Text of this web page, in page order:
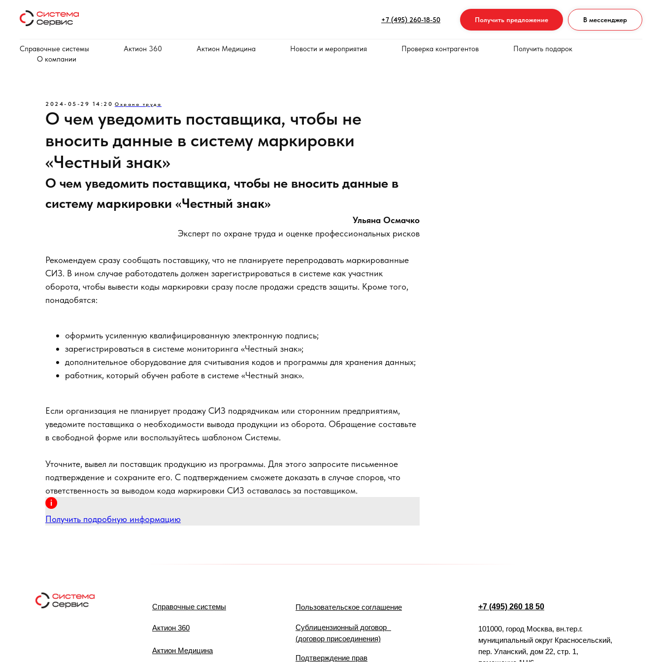
+7 (495) 260-18-50 Получить предложение В мессенджер
Справочные системы Актион 360 Актион Медицина Новости и мероприятия Проверка контрагентов
Получить подарок
О компании
2024-05-29 14:20 Охрана труда
О чем уведомить поставщика, чтобы не
вносить данные в систему маркировки
«Честный знак»
О чем уведомить поставщика, чтобы не вносить данные в
систему маркировки «Честный знак»
Ульяна Осмачко
Эксперт по охране труда и оценке профессиональных рисков
Рекомендуем сразу сообщать поставщику, что не планируете перепродавать маркированные
СИЗ. В ином случае работодатель должен зарегистрироваться в системе как участник
оборота, чтобы вывести коды маркировки сразу после продажи средств защиты. Кроме того,
понадобятся:
оформить усиленную квалифицированную электронную подпись;
зарегистрироваться в системе мониторинга «Честный знак»;
дополнительное оборудование для считывания кодов и программы для хранения данных;
работник, который обучен работе в системе «Честный знак».
Если организация не планирует продажу СИЗ подрядчикам или сторонним предприятиям,
уведомите поставщика о необходимости вывода продукции из оборота. Обращение составьте
в свободной форме или воспользуйтесь шаблоном Системы.
Уточните, вывел ли поставщик продукцию из программы. Для этого запросите письменное
подтверждение и сохраните его. С подтверждением сможете доказать в случае споров, что
ответственность за выводом кода маркировки СИЗ оставалась за поставщиком.
Получить подробную информацию
+7 (495) 260 18 50
101000, город Москва, вн.тер.г.
муниципальный округ Красносельский,
пер. Уланский, дом 22, стр. 1,
Справочные системы
Актион 360
Актион Медицина
Пользовательское соглашение
Сублицензионный договор
(договор присоединения)
Подтверждение прав